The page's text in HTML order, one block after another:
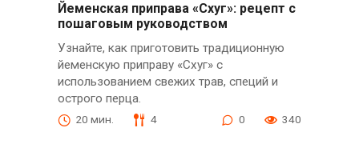
Йеменская приправа «Схуг»: рецепт с
пошаговым руководством
Узнайте, как приготовить традиционную
йеменскую приправу «Схуг» с
использованием свежих трав, специй и
острого перца.
20 мин. 4 0 340